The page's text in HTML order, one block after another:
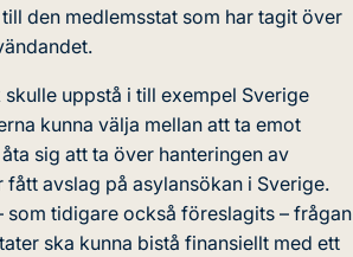
den medlemsstat som har tagit över
uppstå i till exempel Sverige
kunna välja mellan att ta emot
sig att ta över hanteringen av
fått avslag på asylansökan i Sverige.
som tidigare också föreslagits – frågan
ska kunna bistå finansiellt med ett